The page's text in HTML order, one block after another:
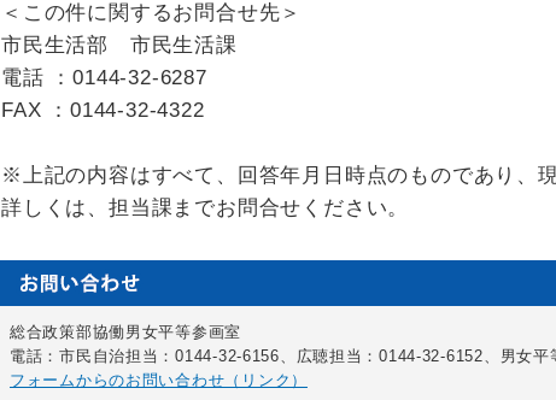
＜この件に関するお問合せ先＞
市民生活部 市民生活課
電話 ：0144-32-6287
FAX ：0144-32-4322
※上記の内容はすべて、回答年月日時点のものであり、
詳しくは、担当課までお問合せください。
総合政策部協働男女平等参画室
電話：市民自治担当：0144-32-6156、広聴担当：0144-32-6152、男女
フォームからのお問い合わせ（リンク）